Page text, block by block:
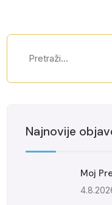
Najnovije
Moj